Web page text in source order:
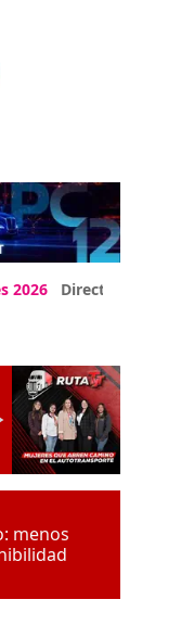
2026 Directorio Expo
menos